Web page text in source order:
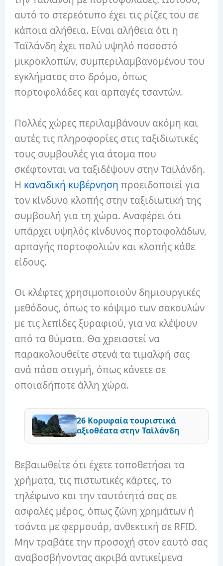
αυτό το στερεότυπο έχει τις ρίζες του σε
κάποια αλήθεια. Είναι αλήθεια ότι η
Ταϊλάνδη έχει πολύ υψηλό ποσοστό
μικροκλοπών, συμπεριλαμβανομένου του
εγκλήματος στο δρόμο, όπως
πορτοφολάδες και αρπαγές τσαντών.
Πολλές χώρες περιλαμβάνουν ακόμη και
αυτές τις πληροφορίες στις ταξιδιωτικές
τους συμβουλές για άτομα που
σκέφτονται να ταξιδέψουν στην Ταϊλάνδη.
Η καναδική κυβέρνηση προειδοποιεί για
τον κίνδυνο κλοπής στην ταξιδιωτική της
συμβουλή για τη χώρα. Αναφέρει ότι
υπάρχει υψηλός κίνδυνος πορτοφολάδων,
αρπαγής πορτοφολιών και κλοπής κάθε
είδους.
Οι κλέφτες χρησιμοποιούν δημιουργικές
μεθόδους, όπως το κόψιμο των σακουλών
με τις λεπίδες ξυραφιού, για να κλέψουν
από τα θύματα. Θα χρειαστεί να
παρακολουθείτε στενά τα τιμαλφή σας
ανά πάσα στιγμή, όπως κάνετε σε
οποιαδήποτε άλλη χώρα.
26 Κορυφαία τουριστικά
αξιοθέατα στην Ταϊλάνδη
Βεβαιωθείτε ότι έχετε τοποθετήσει τα
χρήματα, τις πιστωτικές κάρτες, το
τηλέφωνο και την ταυτότητά σας σε
ασφαλές μέρος, όπως ζώνη χρημάτων ή
τσάντα με φερμουάρ, ανθεκτική σε RFID.
Μην τραβάτε την προσοχή στον εαυτό σας
αναβοσβήνοντας ακριβά αντικείμενα